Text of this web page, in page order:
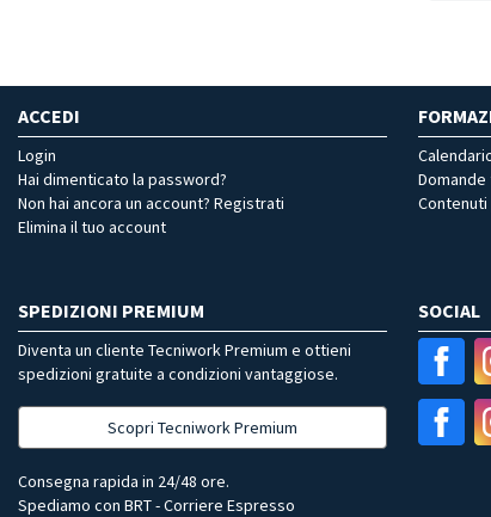
ACCEDI
Login
Hai dimenticato la password?
Non hai ancora un account? Registrati
Elimina il tuo account
Contenuti
SPEDIZIONI PREMIUM
Diventa un cliente Tecniwork Premium e ottieni
spedizioni gratuite a condizioni vantaggiose.
Scopri Tecniwork Premium
Consegna rapida in 24/48 ore.
Spediamo con BRT - Corriere Espresso
SOCIAL